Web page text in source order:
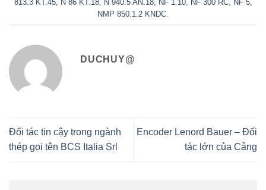
813.3 KT.45, N 86 KT.18, N 940.5 AN.18, NF 1.10, NF 300 RC, NF 5,
NMP 850.1.2 KNDC
DUCHUY@
Đối tác tin cậy trong ngành
thép gọi tên BCS Italia Srl
Encoder Lenord Bauer – Đối
tác lớn của Cảng